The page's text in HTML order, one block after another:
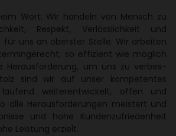
Wort: Wir handeln von Mensch zu
Respekt, Verläss­lich­keit und
uns an oberster Stelle. Wir arbeiten
so effi­zient wie möglich
Heraus­for­de­rung, um uns zu verbes­
sind wir auf unser kompe­tentes
weiter­ent­wi­ckelt, offen und
alle Heraus­for­de­rungen meis­tert und
und hohe Kunden­zu­frie­den­heit
Leis­tung erzielt.